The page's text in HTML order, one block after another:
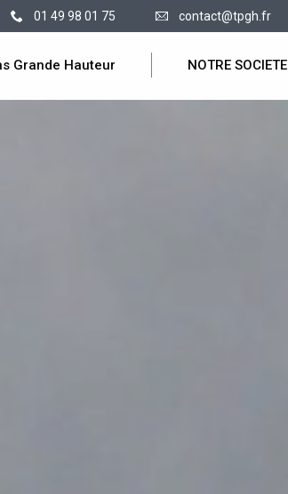
01 49 98 01 75 contact@tpgh.fr
Grande Hauteur NOTRE SOCIETE